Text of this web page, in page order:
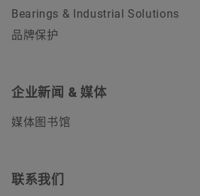
Bearings & Industrial Solutions
品牌保护
企业新闻 & 媒体
媒体图书馆
联系我们